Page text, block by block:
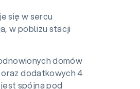
się w sercu
w pobliżu stacji
domów
oraz dodatkowych 4
spójna pod